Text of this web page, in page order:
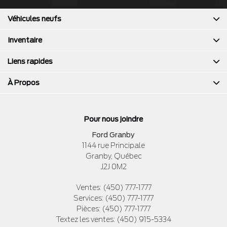
Pour nous joindre
Ford Granby
1144 rue Principale
Granby, Québec
J2J 0M2
Ventes: (450) 777-1777
Services: (450) 777-1777
Pièces: (450) 777-1777
Textez les ventes: (450) 915-5334
Véhicules neufs
Inventaire
Liens rapides
À Propos